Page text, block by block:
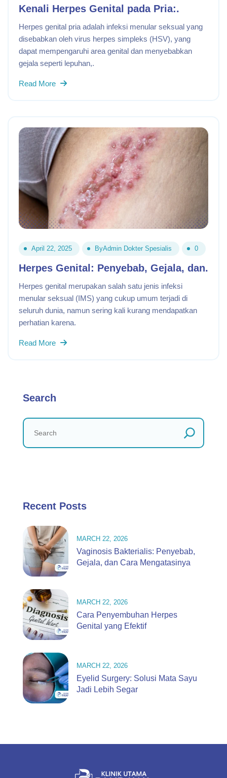
Kenali Herpes Genital pada Pria:.
Herpes genital pria adalah infeksi menular seksual yang
disebabkan oleh virus herpes simpleks (HSV), yang
dapat mempengaruhi area genital dan menyebabkan
gejala seperti lepuhan,.
Read More
April 22, 2025 ByAdmin Dokter Spesialis 0
Herpes Genital: Penyebab, Gejala, dan.
Herpes genital merupakan salah satu jenis infeksi
menular seksual (IMS) yang cukup umum terjadi di
seluruh dunia, namun sering kali kurang mendapatkan
perhatian karena.
Read More
Search
Recent Posts
MARCH 22, 2026
Vaginosis Bakterialis: Penyebab,
Gejala, dan Cara Mengatasinya
MARCH 22, 2026
Cara Penyembuhan Herpes
Genital yang Efektif
MARCH 22, 2026
Eyelid Surgery: Solusi Mata Sayu
Jadi Lebih Segar